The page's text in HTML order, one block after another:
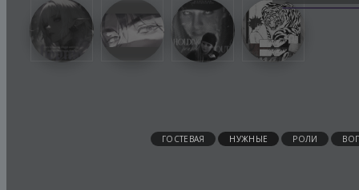
ГОСТЕВАЯ НУЖНЫЕ РОЛИ